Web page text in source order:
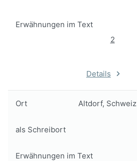
Erwähnungen im Text
2
Details
Ort Altdorf, Schweiz
als Schreibort
Erwähnungen im Text